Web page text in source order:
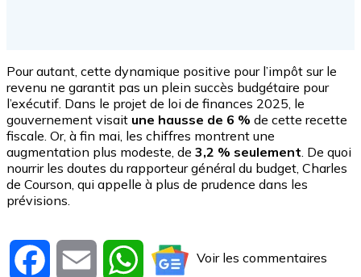
Pour autant, cette dynamique positive pour l’impôt sur le
revenu ne garantit pas un plein succès budgétaire pour
l’exécutif. Dans le projet de loi de finances 2025, le
gouvernement visait une hausse de 6 % de cette recette
fiscale. Or, à fin mai, les chiffres montrent une
augmentation plus modeste, de 3,2 % seulement. De quoi
nourrir les doutes du rapporteur général du budget, Charles
de Courson, qui appelle à plus de prudence dans les
prévisions.
Facebook Email WhatsAppVoir les commentaires